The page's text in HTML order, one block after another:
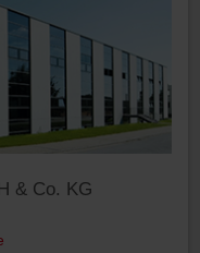
& Co. KG